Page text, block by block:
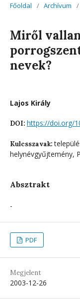
Főoldal / Archívum /
Miről
nevek?
Lajos Király
DOI: https://doi.org/
Kulcsszavak:
helynévgyűjtemény,
Absztrakt
-
PDF
Megjelent
2003-12-26